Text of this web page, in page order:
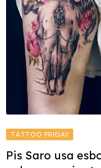
TATTOO FRIDAY
Pis Saro usa